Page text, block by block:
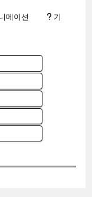
메이션
기